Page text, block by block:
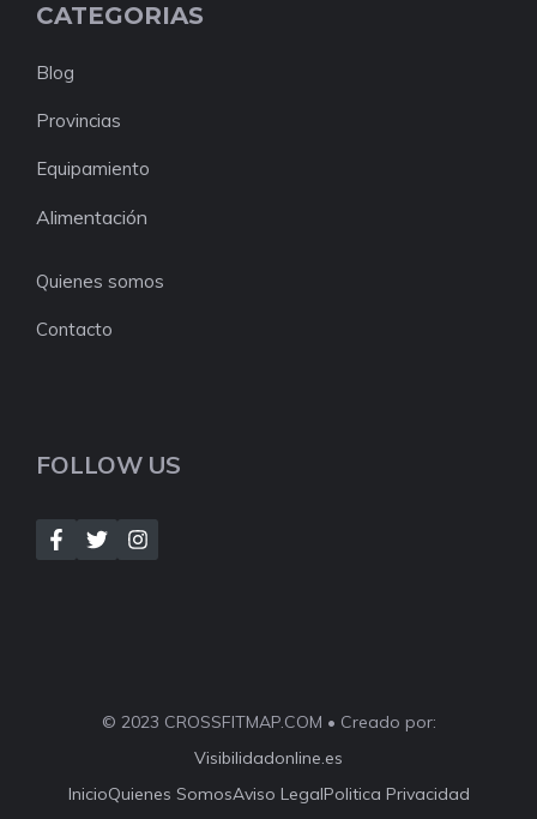
CATEGORIAS
Blog
Provincias
Equipamiento
Alimentación
Quienes somos
Contacto
FOLLOW US
© 2023 CROSSFITMAP.COM • Creado por:
Visibilidadonline.es
InicioQuienes SomosAviso LegalPolitica Privacidad